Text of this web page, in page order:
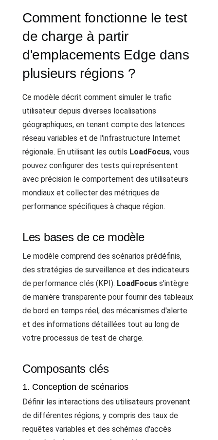
Comment fonctionne le test
de charge à partir
d'emplacements Edge dans
plusieurs régions ?
Ce modèle décrit comment simuler le trafic
utilisateur depuis diverses localisations
géographiques, en tenant compte des latences
réseau variables et de l'infrastructure Internet
régionale. En utilisant les outils LoadFocus, vous
pouvez configurer des tests qui représentent
avec précision le comportement des utilisateurs
mondiaux et collecter des métriques de
performance spécifiques à chaque région.
Les bases de ce modèle
Le modèle comprend des scénarios prédéfinis,
des stratégies de surveillance et des indicateurs
de performance clés (KPI). LoadFocus s'intègre
de manière transparente pour fournir des tableaux
de bord en temps réel, des mécanismes d'alerte
et des informations détaillées tout au long de
votre processus de test de charge.
Composants clés
1. Conception de scénarios
Définir les interactions des utilisateurs provenant
de différentes régions, y compris des taux de
requêtes variables et des schémas d'accès